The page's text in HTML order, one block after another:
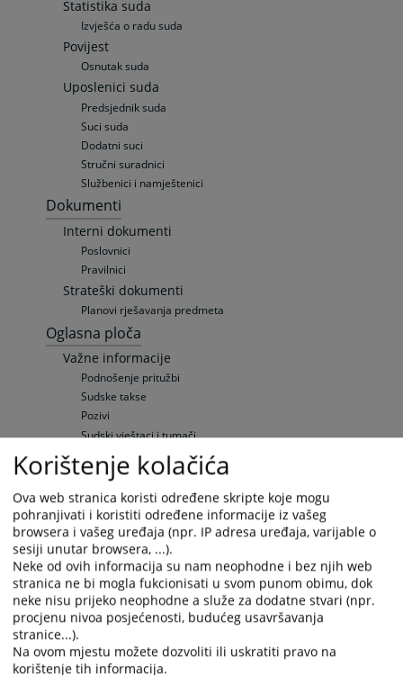
Statistika suda
Izvješća o radu suda
Povijest
Osnutak suda
Uposlenici suda
Predsjednik suda
Suci suda
Dodatni suci
Stručni suradnici
Službenici i namještenici
Dokumenti
Interni dokumenti
Poslovnici
Pravilnici
Strateški dokumenti
Planovi rješavanja predmeta
Oglasna ploča
Važne informacije
Podnošenje pritužbi
Sudske takse
Pozivi
Sudski vještaci i tumači
Pravna pomoć
Raspored suđenja
Elektronička oglasna ploča
Upražnjene pozicije
Opće informacije
Objavljene pozicije
Zaštita osobnih podataka
Pravila privatnosti
Vaša pitanja
Često postavljana pitanja
Često postavljana pitanja
Korištenje kolačića
Ova web stranica koristi određene skripte koje mogu
pohranjivati i koristiti određene informacije iz vašeg
browsera i vašeg uređaja (npr. IP adresa uređaja, varijable o
sesiji unutar browsera, ...).
Neke od ovih informacija su nam neophodne i bez njih web
stranica ne bi mogla fukcionisati u svom punom obimu, dok
neke nisu prijeko neophodne a služe za dodatne stvari (npr.
procjenu nivoa posjećenosti, budućeg usavršavanja
stranice...).
Na ovom mjestu možete dozvoliti ili uskratiti pravo na
korištenje tih informacija.